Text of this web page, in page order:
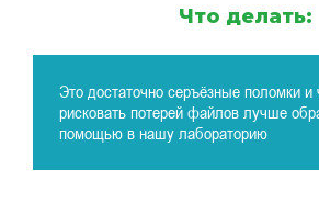
Что делать:
Это достаточно серъёзные поломки и
рисковать потерей файлов лучше
помощью в нашу лабораторию